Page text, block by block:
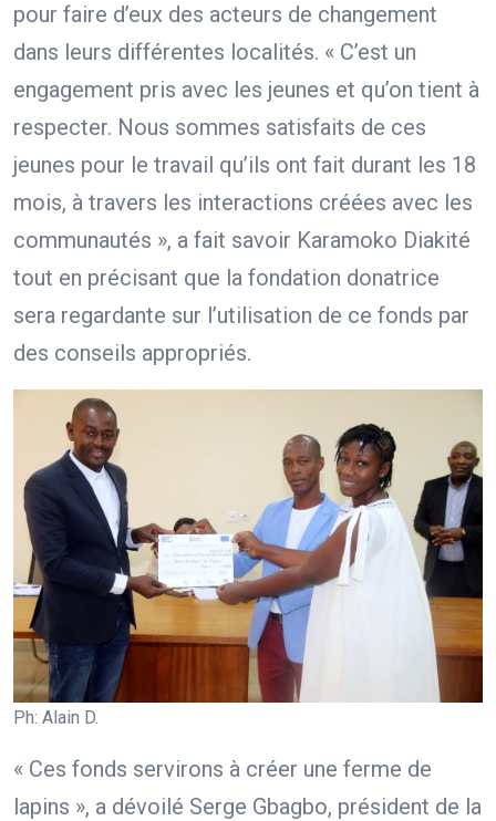
pour faire d’eux des acteurs de changement
dans leurs différentes localités. « C’est un
engagement pris avec les jeunes et qu’on tient à
respecter. Nous sommes satisfaits de ces
jeunes pour le travail qu’ils ont fait durant les 18
mois, à travers les interactions créées avec les
communautés », a fait savoir Karamoko Diakité
tout en précisant que la fondation donatrice
sera regardante sur l’utilisation de ce fonds par
des conseils appropriés.
Ph: Alain D.
« Ces fonds servirons à créer une ferme de
lapins », a dévoilé Serge Gbagbo, président de la